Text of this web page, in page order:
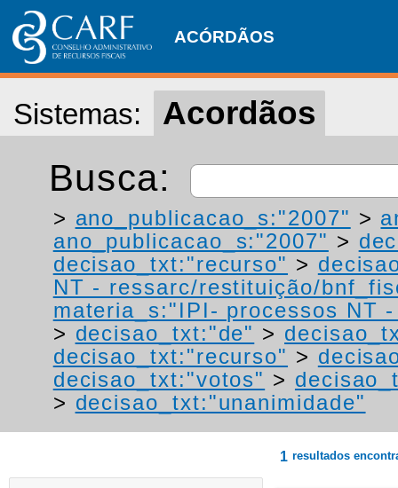
ACÓRDÃOS
Sistemas: Acordãos
Busca:
> ano_publicacao_s:"2007" >
ano_publicacao_s:"2007" >
decisao_txt:"recurso" >
NT - ressarc/restituição/
materia_s:"IPI- processos NT
> decisao_txt:"de" >
decisao_txt:"recurso" >
decisao_txt:"votos" >
> decisao_txt:"unanimidade"
1 resultados